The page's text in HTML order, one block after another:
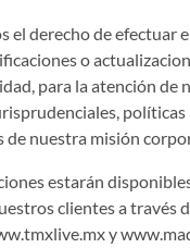
el derecho de efectuar
o
para la atención de
de nuestra misión
estarán
clientes a través
y